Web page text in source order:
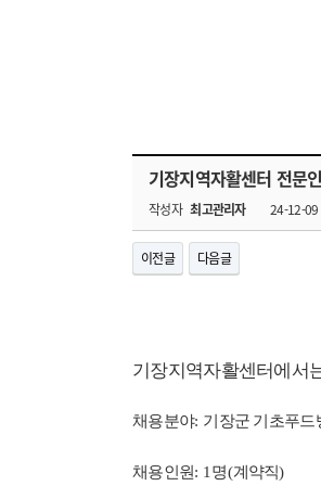
기장지역자활센터 전문
작성자 최고관리자 24-12-
이전글 다음글
기장지역자활센터에서
채용분야: 기장군 기초푸드
채용인원: 1 명(계약직)